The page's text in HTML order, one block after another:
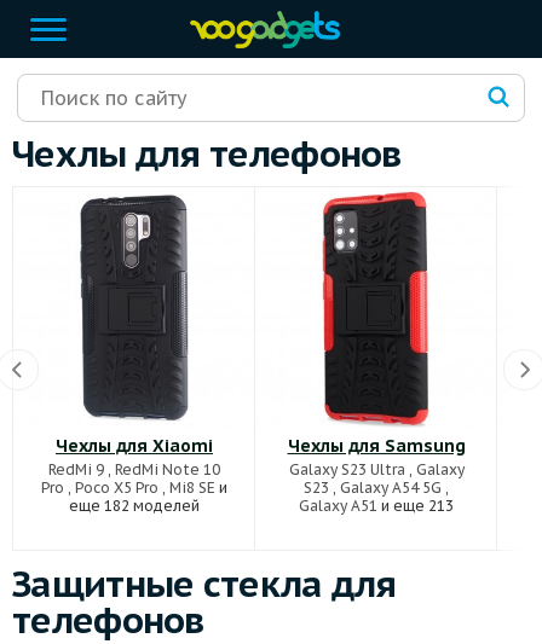
Чехлы для телефонов
Чехлы для Xiaomi
RedMi 9 , RedMi Note 10
Pro , Poco X5 Pro , Mi8 SE и
еще 182 моделей
Чехлы для Samsung
Galaxy S23 Ultra , Galaxy
S23 , Galaxy A54 5G ,
Galaxy A51 и еще 213
Защитные стекла для
телефонов